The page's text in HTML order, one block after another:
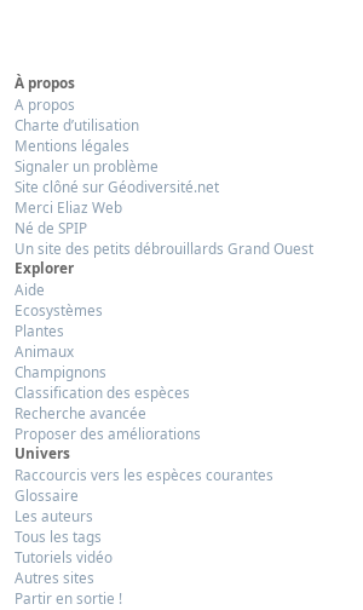
À propos
A propos
Charte d’utilisation
Mentions légales
Signaler un problème
Site clôné sur Géodiversité.net
Merci Eliaz Web
Né de SPIP
Un site des petits débrouillards Grand Ouest
Explorer
Aide
Ecosystèmes
Plantes
Animaux
Champignons
Classification des espèces
Recherche avancée
Proposer des améliorations
Univers
Raccourcis vers les espèces courantes
Glossaire
Les auteurs
Tous les tags
Tutoriels vidéo
Autres sites
Partir en sortie !